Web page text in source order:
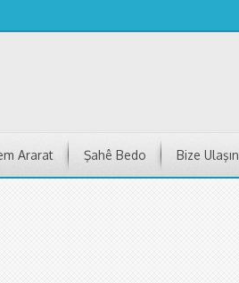
Ararat Şahê Bedo Bize Ulaşın